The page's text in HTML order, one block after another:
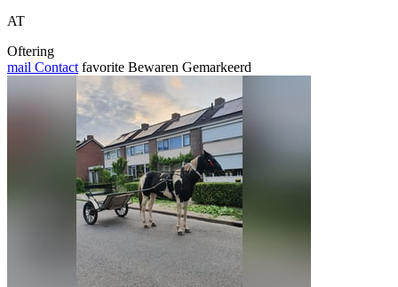
AT
Oftering
mail Contact favorite Bewaren Gemarkeerd